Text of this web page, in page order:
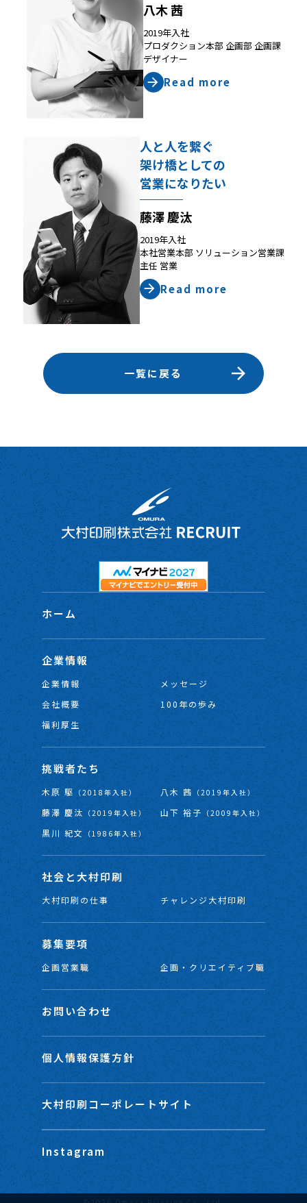
八木 茜
2019年入社
プロダクション本部 企画部 企画課
デザイナー
Read more
人と人を繋ぐ
架け橋としての
営業になりたい
藤澤 慶汰
2019年入社
本社営業本部 ソリューション営業課
主任 営業
Read more
一覧に戻る
ホーム
企業情報
企業情報
メッセージ
会社概要
100年の歩み
福利厚生
挑戦者たち
木原 駆（2018年入社） 八木 茜 （2019年入社）
藤澤 慶汰（2019年入社） 山下 裕子 （2009年入社）
黒川 紀文（1986年入社）
社会と大村印刷
大村印刷の仕事 チャレンジ大村印刷
募集要項
企画営業職 企画・クリエイティブ職
お問い合わせ
個人情報保護方針
大村印刷コーポレートサイト
Instagram